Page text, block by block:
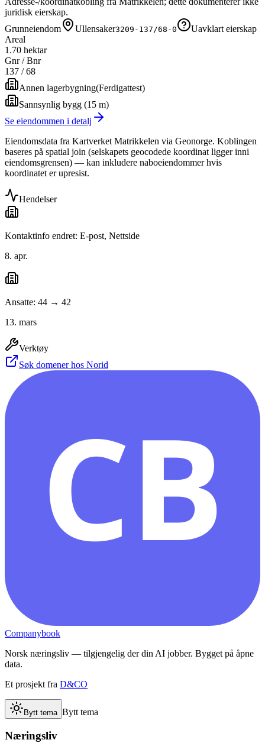
juridisk eierskap.
Grunneiendom
Ullensaker3209-137/68-0
Uavklart eierskap
Areal
1.70 hektar
Gnr / Bnr
137 /68
Annen lagerbygning(Ferdigattest)
Sannsynlig bygg (15 m)
Se eiendommen i detalj
Eiendomsdata fra Kartverket Matrikkelen via Geonorge. Koblingen
baseres på spatial join (selskapets geocodede koordinat ligger inni
eiendomsgrensen) — kan inkludere naboeiendommer hvis
koordinatet er upresist.
Hendelser
Kontaktinfo endret: E-post, Nettside
8. apr.
Ansatte: 44 → 42
13. mars
Verktøy
Søk domener hos Norid
CB
Companybook
Norsk næringsliv — tilgjengelig der din AI jobber. Bygget på åpne
data.
Et prosjekt fra D&CO
Bytt tema Bytt tema
Næringsliv